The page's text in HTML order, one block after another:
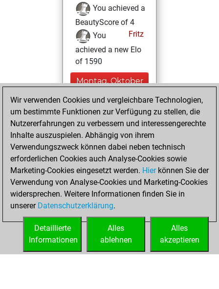
You achieved a
BeautyScore of 4
Fritz
You
achieved a new Elo
of 1590
Montag, Oktober
You played 17
blitz games
Play
You scored +9
=1 -7 in blitz
Mittwoch,
Februar 5, 2025
You created
your Fritz account
Wir verwenden Cookies und vergleichbare Technologien,
um bestimmte Funktionen zur Verfügung zu stellen, die
Nutzererfahrungen zu verbessern und interessengerechte
Inhalte auszuspielen. Abhängig von ihrem
Verwendungszweck können dabei neben technisch
erforderlichen Cookies auch Analyse-Cookies sowie
Marketing-Cookies eingesetzt werden. Hierkönnen Sie der
Verwendung von Analyse-Cookies und Marketing-Cookies
widersprechen. Weitere Informationen finden Sie in
unserer Datenschutzerklärung.
Alles
akzeptieren
Alles
ablehnen
Detaillierte
Informationen